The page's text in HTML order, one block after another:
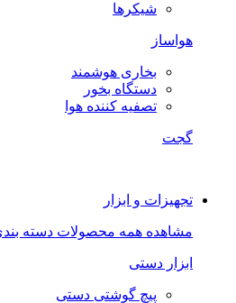
شیکرها
هواساز
بخاری هوشمند
دستگاه بخور
تصفیه کننده هوا
گجت
تجهیزات و ابزار
مشاهده همه محصولات دسته بندی
ابزار دستی
پیچ گوشتی دستی